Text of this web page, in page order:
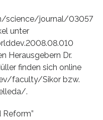
science/journal/03057
unter
Herausgebern Dr.
finden sich online
faculty/Sikor bzw.
.